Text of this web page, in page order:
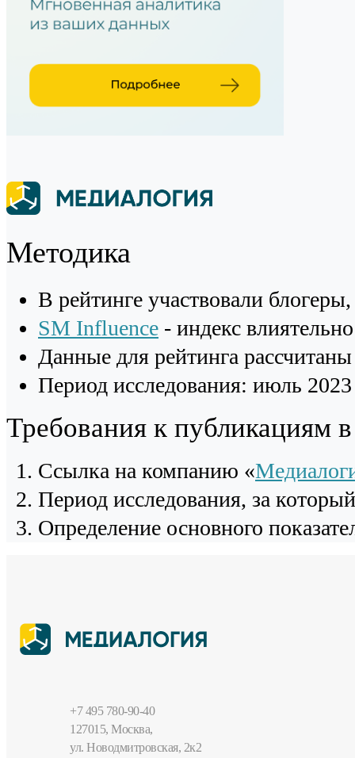
Методика
В рейтинге участвовали
SM Influence - индекс
Данные для рейтинга
Период исследования: июль 2023
Требования к публикациям
Cсылка на компанию «
Период исследования, за
Определение основного
+7 495 780-90-40
127015, Москва,
ул. Новодмитровская, 2к2